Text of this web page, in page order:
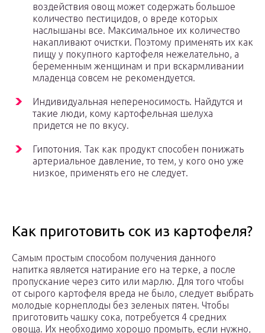
воздействия овощ может содержать большое
количество пестицидов, о вреде которых
наслышаны все. Максимальное их количество
накапливают очистки. Поэтому применять их как
пищу у покупного картофеля нежелательно, а
беременным женщинам и при вскармливании
младенца совсем не рекомендуется.
Индивидуальная непереносимость. Найдутся и
такие люди, кому картофельная шелуха
придется не по вкусу.
Гипотония. Так как продукт способен понижать
артериальное давление, то тем, у кого оно уже
низкое, применять его не следует.
Как приготовить сок из картофеля?
Самым простым способом получения данного
напитка является натирание его на терке, а после
пропускание через сито или марлю. Для того чтобы
от сырого картофеля вреда не было, следует выбрать
молодые корнеплоды без зеленых пятен. Чтобы
приготовить чашку сока, потребуется 4 средних
овоща. Их необходимо хорошо промыть, если нужно,